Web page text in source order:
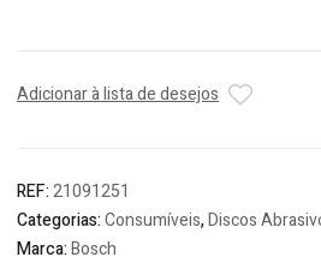
Adicionar à lista de desejos
REF:21091251
Categorias:Consumíveis,Discos
Marca:Bosch